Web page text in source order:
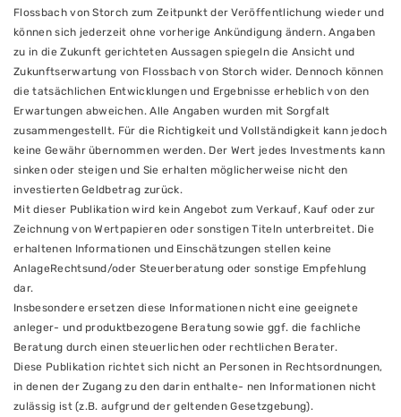
Flossbach von Storch zum Zeitpunkt der Veröffentlichung wieder und
können sich jederzeit ohne vorherige Ankündigung ändern. Angaben
zu in die Zukunft gerichteten Aussagen spiegeln die Ansicht und
Zukunftserwartung von Flossbach von Storch wider. Dennoch können
die tatsächlichen Entwicklungen und Ergebnisse erheblich von den
Erwartungen abweichen. Alle Angaben wurden mit Sorgfalt
zusammengestellt. Für die Richtigkeit und Vollständigkeit kann jedoch
keine Gewähr übernommen werden. Der Wert jedes Investments kann
sinken oder steigen und Sie erhalten möglicherweise nicht den
investierten Geldbetrag zurück.
Mit dieser Publikation wird kein Angebot zum Verkauf, Kauf oder zur
Zeichnung von Wertpapieren oder sonstigen Titeln unterbreitet. Die
erhaltenen Informationen und Einschätzungen stellen keine
AnlageRechtsund/oder Steuerberatung oder sonstige Empfehlung
dar.
Insbesondere ersetzen diese Informationen nicht eine geeignete
anleger- und produktbezogene Beratung sowie ggf. die fachliche
Beratung durch einen steuerlichen oder rechtlichen Berater.
Diese Publikation richtet sich nicht an Personen in Rechtsordnungen,
in denen der Zugang zu den darin enthalte- nen Informationen nicht
zulässig ist (z.B. aufgrund der geltenden Gesetzgebung).